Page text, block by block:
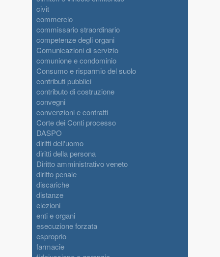
civit
commercio
commissario straordinario
competenze degli organi
Comunicazioni di servizio
comunione e condominio
Consumo e risparmio del suolo
contributi pubblici
contributo di costruzione
convegni
convenzioni e contratti
Corte dei Conti processo
DASPO
diritti dell'uomo
diritti della persona
Diritto amministrativo veneto
diritto penale
discariche
distanze
elezioni
enti e organi
esecuzione forzata
esproprio
farmacie